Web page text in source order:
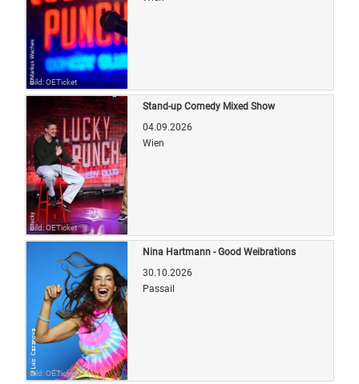
Bild: OETicket
Bild: OETicket
Stand-up Comedy Mixed Show
04.09.2026
Wien
Bild: OETicket
Nina Hartmann - Good Weibrations
30.10.2026
Passail